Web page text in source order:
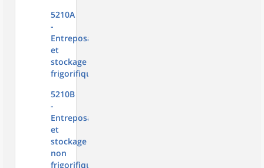
5210A
-
Entreposage
et
stockage
frigorifique
5210B
-
Entreposage
et
stockage
non
frigorifique